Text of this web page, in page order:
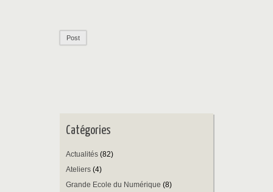
Catégories
Actualités (82)
Ateliers (4)
Grande Ecole du Numérique (8)